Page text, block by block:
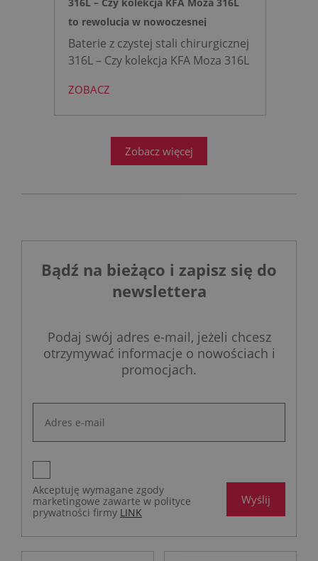
to rewolucja w nowoczesnej
łazience?
Baterie z czystej stali chirurgicznej
316L – Czy kolekcja KFA Moza 316L
łazience?
projektowanie łazienek stanęło
ZOBACZ
Zobacz więcej
Bądź na bieżąco i zapisz się do
newslettera
Podaj swój adres e-mail, jeżeli chcesz
otrzymywać informacje o nowościach i
promocjach.
Akceptuję wymagane zgody
marketingowe zawarte w polityce
prywatności firmy LINK
Wyślij